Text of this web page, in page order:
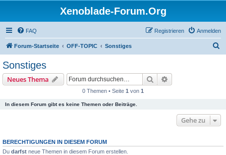
Xenoblade-Forum.Org
FAQ Anmelden
Registrieren
Forum-Startseite OFF-TOPIC Sonstiges
Sonstiges
Neues Thema Suche
0 Themen • Seite 1 von 1
In diesem Forum gibt es keine Themen oder Beiträge.
Gehe zu
BERECHTIGUNGEN IN DIESEM FORUM
Du darfst neue Themen in diesem Forum erstellen.